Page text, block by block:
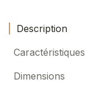
Description
Caractéristiques
Dimensions